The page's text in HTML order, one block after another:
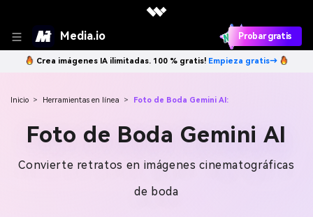
Media.io Probar gratis
Crea imágenes IA ilimitadas. 100 % gratis! Empieza gratis→
Inicio > Herramientas en línea > Foto de Boda Gemini AI:
Foto de Boda Gemini AI
Convierte retratos en imágenes cinematográficas
de boda